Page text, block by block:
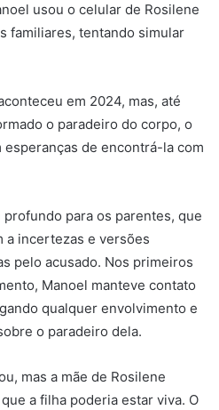
usou o celular de Rosilene
familiares, tentando simular
em 2024, mas, até
o paradeiro do corpo, o
de encontrá-la com
para os parentes, que
a incertezas e versões
pelo acusado. Nos primeiros
Manoel manteve contato
qualquer envolvimento e
o paradeiro dela.
mas a mãe de Rosilene
a filha poderia estar viva. O